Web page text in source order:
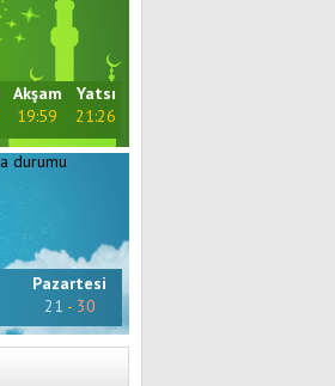
Akşam
19:59
Yatsı
21:26
Pazartesi
21 - 30